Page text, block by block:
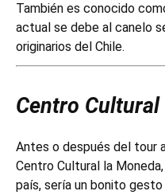
También es conocido
actual se debe al canelo
originarios del Chile.
Centro Cultural
Antes o después del tour
Centro Cultural la
país, sería un bonito